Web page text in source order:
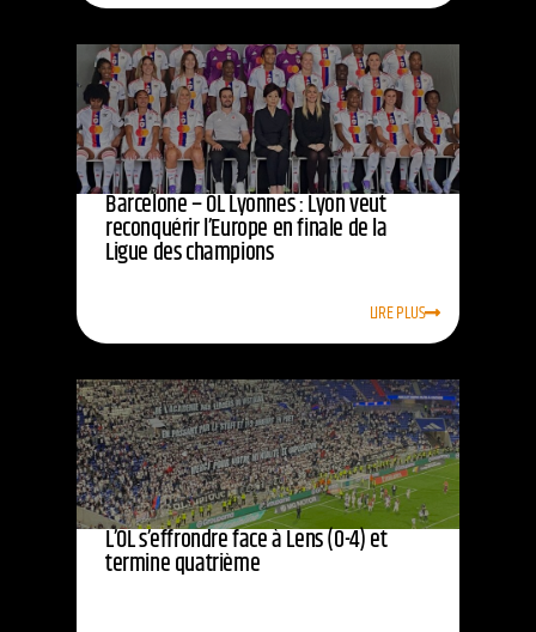
Barcelone – OL Lyonnes : Lyon veut
reconquérir l’Europe en finale de la
Ligue des champions
LIRE PLUS
L’OL s’effrondre face à Lens (0-4) et
termine quatrième